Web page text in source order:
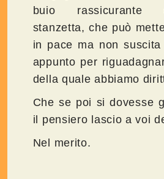
buio rassicurante
stanzetta, che può
in pace ma non
appunto per
della quale abbiamo
Che se poi si dovesse
il pensiero lascio a voi
Nel merito.